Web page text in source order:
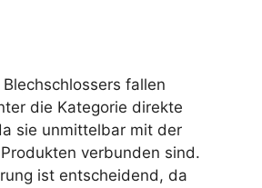
fallen
die Kategorie direkte
sie unmittelbar mit der
verbunden sind.
ist entscheidend, da